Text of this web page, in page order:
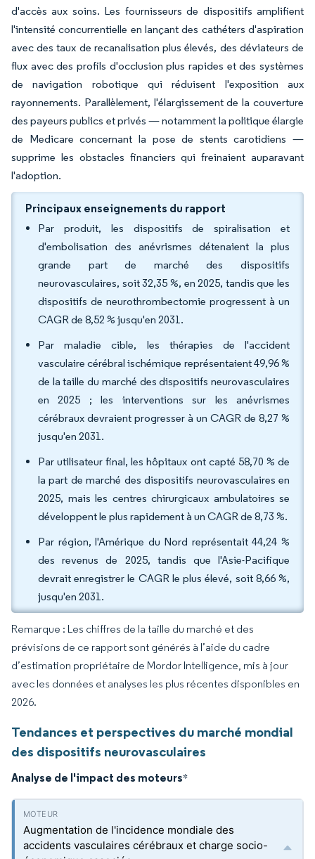
d'accès aux soins. Les fournisseurs de dispositifs amplifient
l'intensité concurrentielle en lançant des cathéters d'aspiration
avec des taux de recanalisation plus élevés, des déviateurs de
flux avec des profils d'occlusion plus rapides et des systèmes
de navigation robotique qui réduisent l'exposition aux
rayonnements. Parallèlement, l'élargissement de la couverture
des payeurs publics et privés — notamment la politique élargie
de Medicare concernant la pose de stents carotidiens —
supprime les obstacles financiers qui freinaient auparavant
l'adoption.
Principaux enseignements du rapport
Par produit, les dispositifs de spiralisation et
d'embolisation des anévrismes détenaient la plus
grande part de marché des dispositifs
neurovasculaires, soit 32,35 %, en 2025, tandis que les
dispositifs de neurothrombectomie progressent à un
CAGR de 8,52 % jusqu'en 2031.
Par maladie cible, les thérapies de l'accident
vasculaire cérébral ischémique représentaient 49,96 %
de la taille du marché des dispositifs neurovasculaires
en 2025 ; les interventions sur les anévrismes
cérébraux devraient progresser à un CAGR de 8,27 %
jusqu'en 2031.
Par utilisateur final, les hôpitaux ont capté 58,70 % de
la part de marché des dispositifs neurovasculaires en
2025, mais les centres chirurgicaux ambulatoires se
développent le plus rapidement à un CAGR de 8,73 %.
Par région, l'Amérique du Nord représentait 44,24 %
des revenus de 2025, tandis que l'Asie-Pacifique
devrait enregistrer le CAGR le plus élevé, soit 8,66 %,
jusqu'en 2031.
Remarque : Les chiffres de la taille du marché et des
prévisions de ce rapport sont générés à l’aide du cadre
d’estimation propriétaire de Mordor Intelligence, mis à jour
avec les données et analyses les plus récentes disponibles en
2026.
Tendances et perspectives du marché mondial
des dispositifs neurovasculaires
Analyse de l'impact des moteurs*
Augmentation de l'incidence mondiale des
accidents vasculaires cérébraux et charge socio-